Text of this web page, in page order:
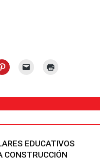
EDUCATIVOS
CONSTRUCCIÓN